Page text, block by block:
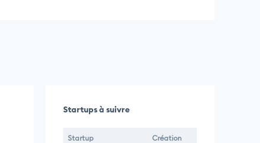
Startups à suivre
Startup Création